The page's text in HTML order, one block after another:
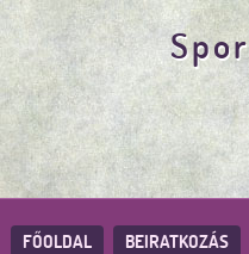
FŐOLDAL BEIRATKOZÁS